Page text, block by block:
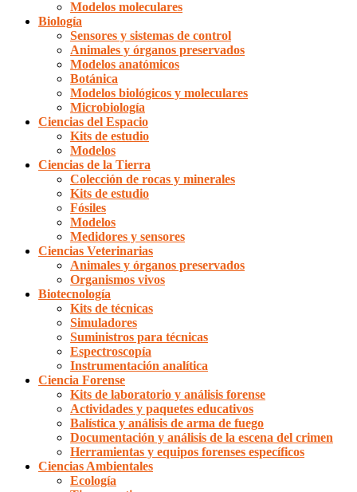
Modelos moleculares
Biología
Sensores y sistemas de control
Animales y órganos preservados
Modelos anatómicos
Botánica
Modelos biológicos y moleculares
Microbiología
Ciencias del Espacio
Kits de estudio
Modelos
Ciencias de la Tierra
Colección de rocas y minerales
Kits de estudio
Fósiles
Modelos
Medidores y sensores
Ciencias Veterinarias
Animales y órganos preservados
Organismos vivos
Biotecnología
Kits de técnicas
Simuladores
Suministros para técnicas
Espectroscopía
Instrumentación analítica
Ciencia Forense
Kits de laboratorio y análisis forense
Actividades y paquetes educativos
Balística y análisis de arma de fuego
Documentación y análisis de la escena del crimen
Herramientas y equipos forenses específicos
Ciencias Ambientales
Ecología